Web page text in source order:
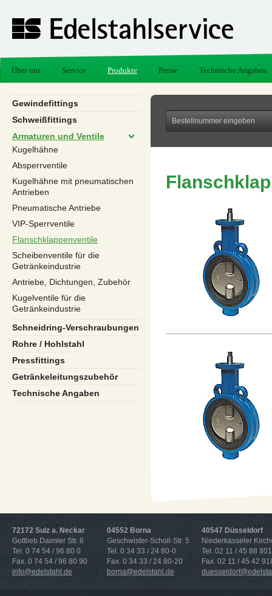
Über uns Service Produkte Preise Technische Angaben
Gewindefittings
Schweißfittings
Armaturen und Ventile
Kugelhähne
Absperrventile
Kugelhähne mit pneumatischen
Antrieben
Pneumatische Antriebe
VIP-Sperrventile
Flanschklappenventile
Scheibenventile für die
Getränkeindustrie
Antriebe, Dichtungen, Zubehör
Kugelventile für die
Getränkeindustrie
Schneidring-Verschraubungen
Rohre / Hohlstahl
Pressfittings
Getränkeleitungszubehör
Technische Angaben
72172 Sulz a. Neckar
Gottlieb Daimler Str. 6
Tel. 0 74 54 / 96 80 0
Fax. 0 74 54 / 96 80 90
info@edelstahl.de
04552 Borna
Geschwister-Scholl-Str. 5
Tel. 0 34 33 / 24 80-0
Fax. 0 34 33 / 24 80-20
borna@edelstahl.de
40547 Düsseldorf
Niederkasseler
Tel. 02 11 / 45 88 801
Fax. 02 11 / 45 42